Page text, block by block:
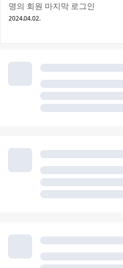
명의 회원 마지막 로그인
2024.04.02.